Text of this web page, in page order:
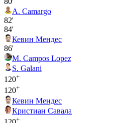
A. Camargo
82'
84'
Кевин Мендес
86'
M. Campos Lopez
S. Galani
120+
120+
Кевин Мендес
Кристиан Савала
+